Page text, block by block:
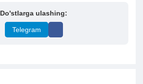
Do'stlarga ulashing:
Telegram